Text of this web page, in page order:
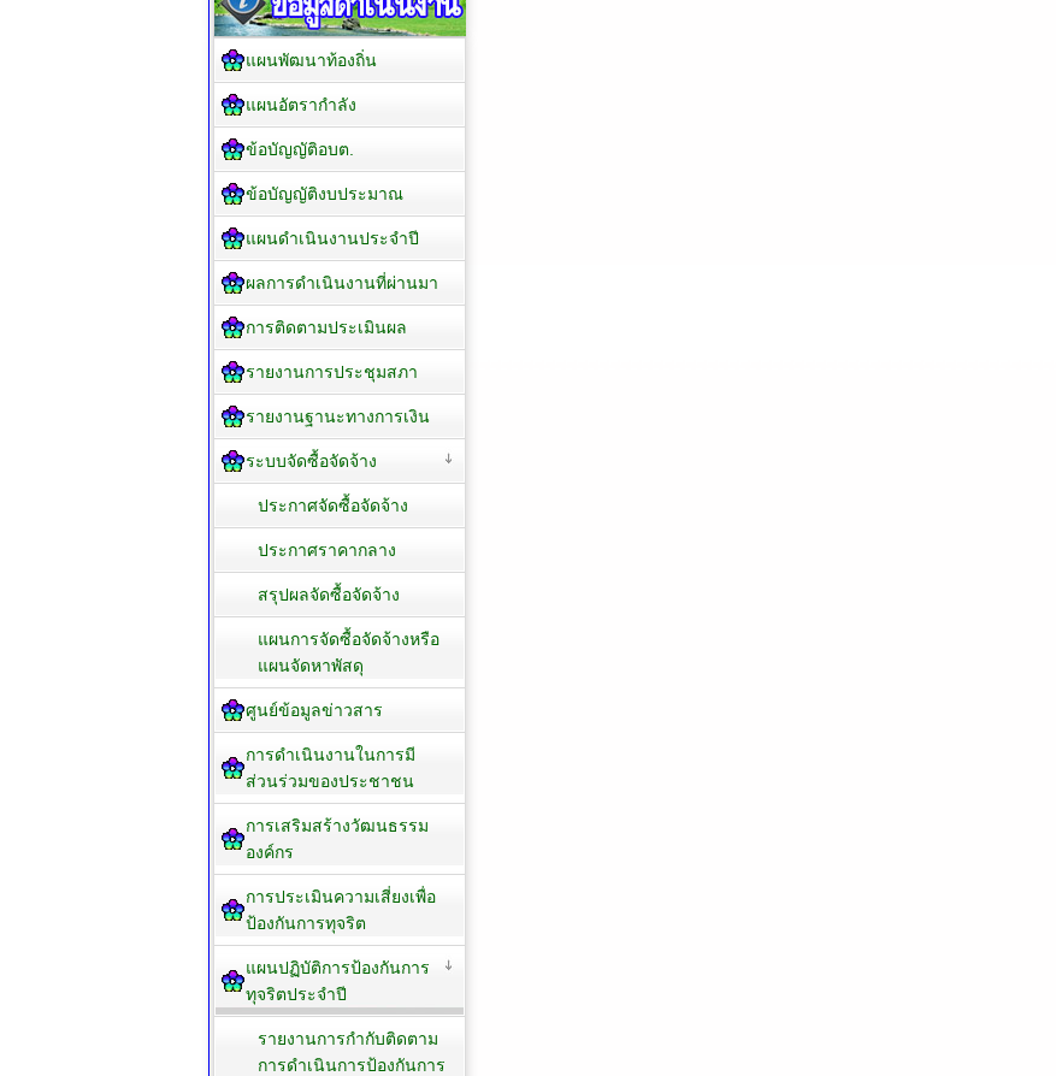
แผนพัฒนาท้องถิ่น
แผนอัตรากำลัง
ข้อบัญญัติอบต.
ข้อบัญญัติงบประมาณ
แผนดำเนินงานประจำปี
ผลการดำเนินงานที่ผ่านมา
การติดตามประเมินผล
รายงานการประชุมสภา
รายงานฐานะทางการเงิน
ระบบจัดซื้อจัดจ้าง
ประกาศจัดซื้อจัดจ้าง
ประกาศราคากลาง
สรุปผลจัดซื้อจัดจ้าง
แผนการจัดซื้อจัดจ้างหรือ
แผนจัดหาพัสดุ
ศูนย์ข้อมูลข่าวสาร
การดำเนินงานในการมี
ส่วนร่วมของประชาชน
การเสริมสร้างวัฒนธรรม
องค์กร
การประเมินความเสี่ยงเพื่อ
ป้องกันการทุจริต
แผนปฏิบัติการป้องกันการ
ทุจริตประจำปี
รายงานการกำกับติดตาม
การดำเนินการป้องกันการ